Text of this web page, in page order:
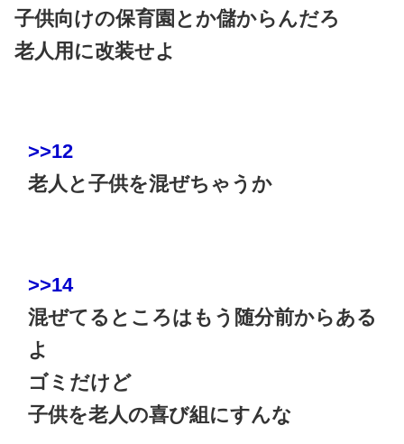
子供向けの保育園とか儲からんだろ
老人用に改装せよ
>>12
老人と子供を混ぜちゃうか
>>14
混ぜてるところはもう随分前からある
よ
ゴミだけど
子供を老人の喜び組にすんな